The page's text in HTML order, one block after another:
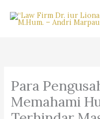
Para
Memahami